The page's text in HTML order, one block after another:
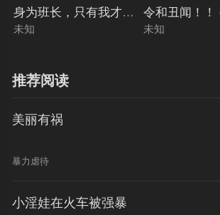
身为班长，只有我才知道学生指导老
未知
令和丑闻！！
未知
推荐阅读
美丽有祸
暴力虐待
小淫娃在火车被强暴